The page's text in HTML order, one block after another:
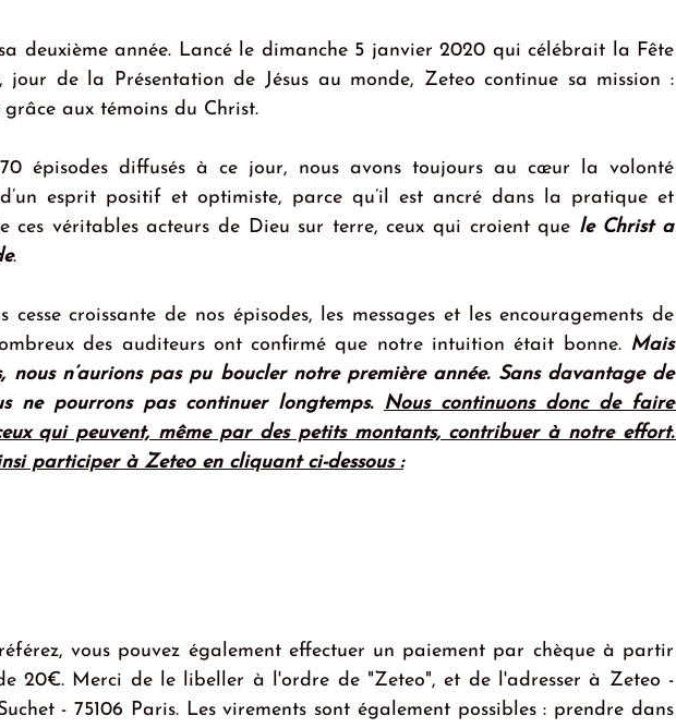
deuxième année. Lancé le dimanche 5 janvier 2020 qui célébrait la Fête
jour de la Présentation de Jésus au monde, Zeteo continue sa mission :
aux témoins du Christ.
épisodes diffusés à ce jour, nous avons toujours au cœur la volonté
esprit positif et optimiste, parce qu’il est ancré dans la pratique et
ces véritables acteurs de Dieu sur terre, ceux qui croient que le Christ a
.
cesse croissante de nos épisodes, les messages et les encouragements de
des auditeurs ont confirmé que notre intuition était bonne. Mais
nous n’aurions pas pu boucler notre première année. Sans davantage de
ne pourrons pas continuer longtemps. Nous continuons donc de faire
qui peuvent, même par des petits montants, contribuer à notre effort.
participer à Zeteo en cliquant ci-dessous :
vous pouvez également effectuer un paiement par chèque à partir
20€. Merci de le libeller à l'ordre de "Zeteo", et de l'adresser à Zeteo -
- 75106 Paris. Les virements sont également possibles : prendre dans